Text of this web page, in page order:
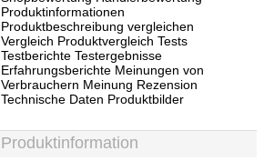
Produktinformationen
Produktbeschreibung vergleichen
Vergleich Produktvergleich Tests
Testberichte Testergebnisse
Erfahrungsberichte Meinungen von
Verbrauchern Meinung Rezension
Technische Daten Produktbilder
Produktinformation